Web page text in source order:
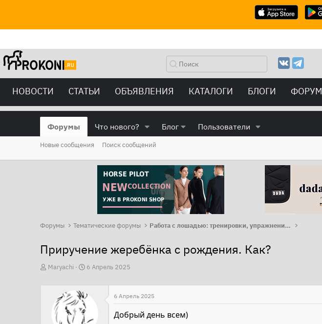
НОВОСТИ СТАТЬИ ОБЪЯВЛЕНИЯ КАТАЛОГИ БЛОГИ ФОРУМ
Форумы Что нового? Блог Пользователи
Новые сообщения Поиск сообщений
Форумы Тематические форумы Работа с лошадью: тренировки, упражнения, лайфхаки
Приручение жеребёнка с рождения. Как?
А
Maryachi
Д
6 Апрель 2025
6 Апрель 2025
Добрый день всем)